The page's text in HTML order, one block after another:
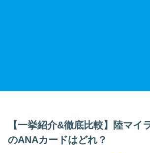
【一挙紹介&徹底比較】陸マイ
のANAカードはどれ？